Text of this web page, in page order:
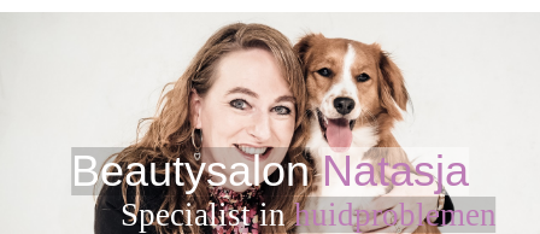
Beautysalon Natasja
Specialist inhuidproblemen